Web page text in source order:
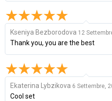
Kseniya Bezborodova 12
Thank you, you are the best
Ekaterina Lybzikova 6 Settembre,
Cool set